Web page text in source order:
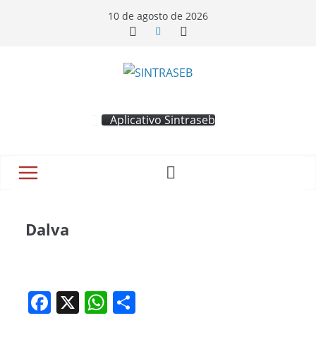
10 de agosto de 2026
Aplicativo Sintraseb
Dalva
F X W